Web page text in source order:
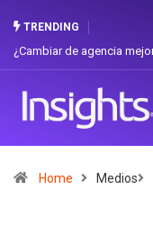
TRENDING
de agencia mejora
Home Medios